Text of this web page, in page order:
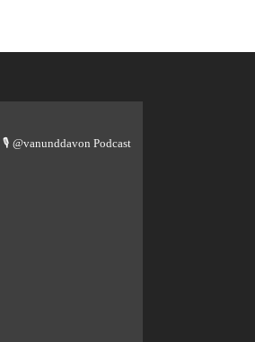
🎙️ @vanunddavon Podcast